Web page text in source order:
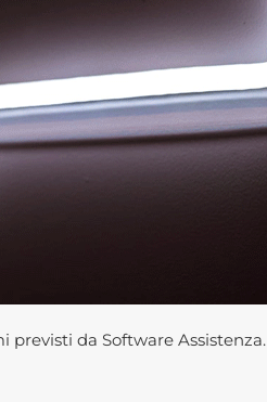
previsti da Software Assistenza.